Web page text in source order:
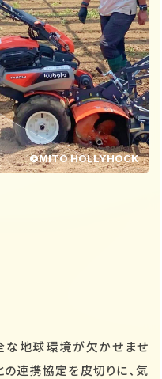
©MITO HOLLYHOCK
な地球環境が欠かせませ
連携協定を皮切りに、気